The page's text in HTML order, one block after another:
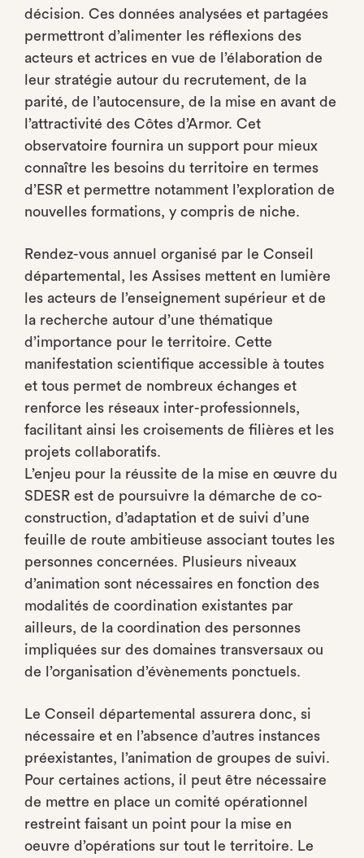
décision. Ces données analysées et partagées
permettront d’alimenter les réflexions des
acteurs et actrices en vue de l’élaboration de
leur stratégie autour du recrutement, de la
parité, de l’autocensure, de la mise en avant de
l’attractivité des Côtes d’Armor. Cet
observatoire fournira un support pour mieux
connaître les besoins du territoire en termes
d’ESR et permettre notamment l’exploration de
nouvelles formations, y compris de niche.
Rendez-vous annuel organisé par le Conseil
départemental, les Assises mettent en lumière
les acteurs de l’enseignement supérieur et de
la recherche autour d’une thématique
d’importance pour le territoire. Cette
manifestation scientifique accessible à toutes
et tous permet de nombreux échanges et
renforce les réseaux inter-professionnels,
facilitant ainsi les croisements de filières et les
projets collaboratifs.
L’enjeu pour la réussite de la mise en œuvre du
SDESR est de poursuivre la démarche de co-
construction, d’adaptation et de suivi d’une
feuille de route ambitieuse associant toutes les
personnes concernées. Plusieurs niveaux
d’animation sont nécessaires en fonction des
modalités de coordination existantes par
ailleurs, de la coordination des personnes
impliquées sur des domaines transversaux ou
de l’organisation d’évènements ponctuels.
Le Conseil départemental assurera donc, si
nécessaire et en l’absence d’autres instances
préexistantes, l’animation de groupes de suivi.
Pour certaines actions, il peut être nécessaire
de mettre en place un comité opérationnel
restreint faisant un point pour la mise en
oeuvre d’opérations sur tout le territoire. Le